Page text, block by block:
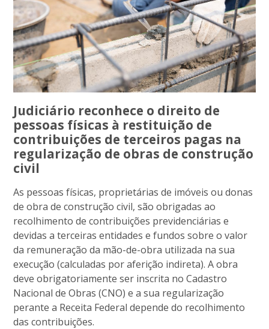
Judiciário reconhece o direito de
pessoas físicas à restituição de
contribuições de terceiros pagas na
regularização de obras de construção
civil
As pessoas físicas, proprietárias de imóveis ou donas
de obra de construção civil, são obrigadas ao
recolhimento de contribuições previdenciárias e
devidas a terceiras entidades e fundos sobre o valor
da remuneração da mão-de-obra utilizada na sua
execução (calculadas por aferição indireta). A obra
deve obrigatoriamente ser inscrita no Cadastro
Nacional de Obras (CNO) e a sua regularização
perante a Receita Federal depende do recolhimento
das contribuições.